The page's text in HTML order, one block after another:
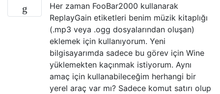
Her zaman FooBar2000 kullanarak
ReplayGain etiketleri benim müzik kitaplığı
(.mp3 veya .ogg dosyalarından oluşan)
eklemek için kullanıyorum. Yeni
bilgisayarımda sadece bu görev için Wine
yüklemekten kaçınmak istiyorum. Aynı
amaç için kullanabileceğim herhangi bir
yerel araç var mı? Sadece komut satırı olup